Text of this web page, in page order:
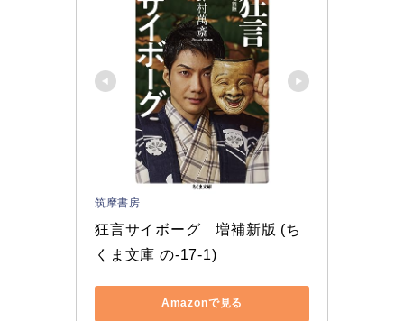
筑摩書房
狂言サイボーグ　増補新版 (ち
くま文庫 の-17-1)
Amazonで見る